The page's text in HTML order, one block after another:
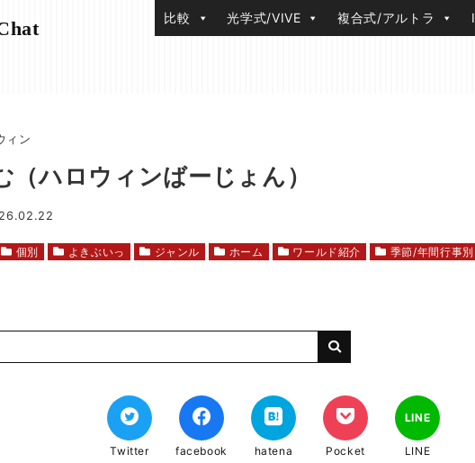
比較 光学式/VIVE 複合式/アルトラ
ィン
（ハロウィンばーじょん）
個別 よきぶいっ ジャンル ホーム ワールド紹介 季節/年間行事別
Twitter facebook hatena Pocket
LINE
LINE